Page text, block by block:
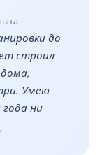
до
строил
Умею
ни